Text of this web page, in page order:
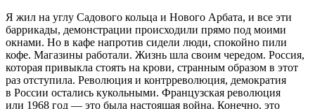
Я жил на углу Садового кольца и Нового Арбата, и все эти
баррикады, демонстрации происходили прямо под моими
окнами. Но в кафе напротив сидели люди, спокойно пили
кофе. Магазины работали. Жизнь шла своим чередом. Россия,
которая привыкла стоять на крови, странным образом в этот
раз отступила. Революция и контрреволюция, демократия
в России остались кукольными. Французская революция
или 1968 год — это была настоящая война. Конечно, это